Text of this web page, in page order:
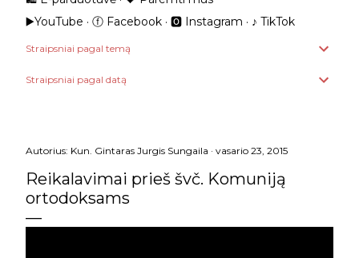
▶️YouTube
ⓕ Facebook 🅾 Instagram ‎♪ TikTok
Straipsniai pagal temą
Straipsniai pagal datą
Autorius: Kun. Gintaras Jurgis Sungaila vasario 23, 2015
Reikalavimai prieš švč. Komuniją
ortodoksams